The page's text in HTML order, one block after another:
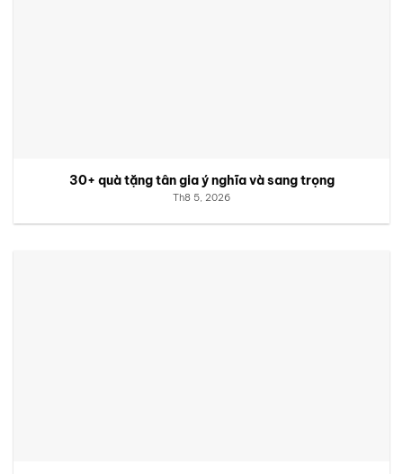
30+ quà tặng tân gia ý nghĩa và sang trọng
Th8 5, 2026